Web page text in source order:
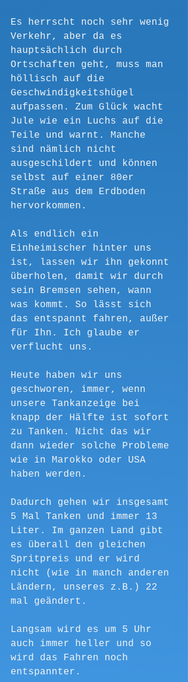
Es herrscht noch sehr wenig
Verkehr, aber da es
hauptsächlich durch
Ortschaften geht, muss man
höllisch auf die
Geschwindigkeitshügel
aufpassen. Zum Glück wacht
Jule wie ein Luchs auf die
Teile und warnt. Manche
sind nämlich nicht
ausgeschildert und können
selbst auf einer 80er
Straße aus dem Erdboden
hervorkommen.
Als endlich ein
Einheimischer hinter uns
ist, lassen wir ihn gekonnt
überholen, damit wir durch
sein Bremsen sehen, wann
was kommt. So lässt sich
das entspannt fahren, außer
für Ihn. Ich glaube er
verflucht uns.
Heute haben wir uns
geschworen, immer, wenn
unsere Tankanzeige bei
knapp der Hälfte ist sofort
zu Tanken. Nicht das wir
dann wieder solche Probleme
wie in Marokko oder USA
haben werden.
Dadurch gehen wir insgesamt
5 Mal Tanken und immer 13
Liter. Im ganzen Land gibt
es überall den gleichen
Spritpreis und er wird
nicht (wie in manch anderen
Ländern, unseres z.B.) 22
mal geändert.
Langsam wird es um 5 Uhr
auch immer heller und so
wird das Fahren noch
entspannter.